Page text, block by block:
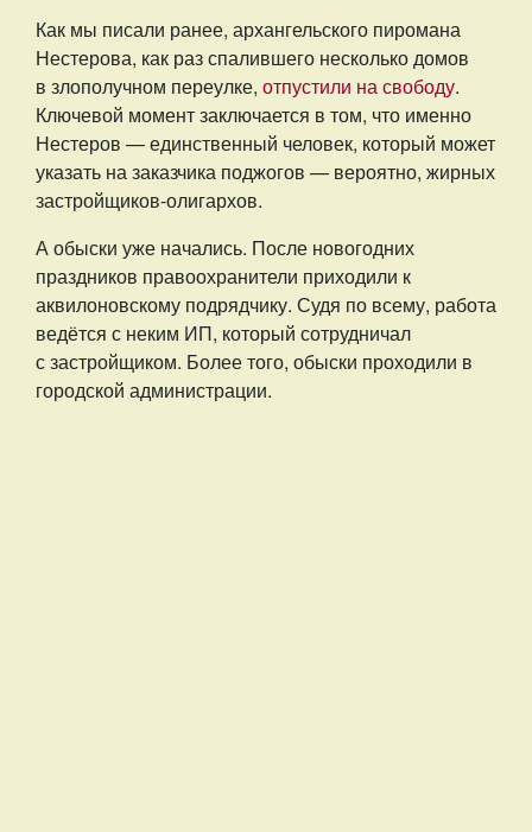
Как мы писали ранее, архангельского пиромана
Нестерова, как раз спалившего несколько домов
в злополучном переулке, отпустили на свободу.
Ключевой момент заключается в том, что именно
Нестеров — единственный человек, который может
указать на заказчика поджогов — вероятно, жирных
застройщиков-олигархов.
А обыски уже начались. После новогодних
праздников правоохранители приходили к
аквилоновскому подрядчику. Судя по всему, работа
ведётся с неким ИП, который сотрудничал
с застройщиком. Более того, обыски проходили в
городской администрации.